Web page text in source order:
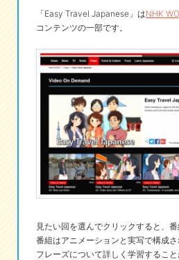
「Easy Travel Japanese」はNHK
コンテンツの一部です。
見たい回を選んでクリックすると、番
番組はアニメーションと実写で構成
フレーズについて詳しく学習すること